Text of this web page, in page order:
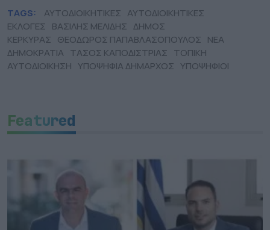
TAGS: ΑΥΤΟΔΙΟΙΚΗΤΙΚΕΣ ΑΥΤΟΔΙΟΙΚΗΤΙΚΕΣ
ΕΚΛΟΓΕΣ ΒΑΣΙΛΗΣ ΜΕΛΙΔΗΣ ΔΗΜΟΣ
ΚΕΡΚΥΡΑΣ ΘΕΟΔΩΡΟΣ ΠΑΠΑΒΛΑΣΟΠΟΥΛΟΣ ΝΕΑ
ΔΗΜΟΚΡΑΤΙΑ ΤΑΣΟΣ ΚΑΠΟΔΙΣΤΡΙΑΣ ΤΟΠΙΚΗ
ΑΥΤΟΔΙΟΙΚΗΣΗ ΥΠΟΨΗΦΙΑ ΔΗΜΑΡΧΟΣ ΥΠΟΨΗΦΙΟΙ
Featured